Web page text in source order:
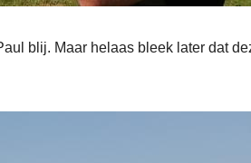
blij. Maar helaas bleek later dat